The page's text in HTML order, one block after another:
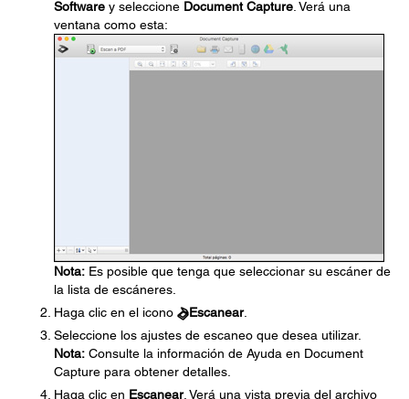
Software y seleccione Document Capture . Verá una
ventana como esta:
Nota: Es posible que tenga que seleccionar su escáner de
la lista de escáneres.
Haga clic en el icono
Escanear.
Seleccione los ajustes de escaneo que desea utilizar.
Nota: Consulte la información de Ayuda en Document
Capture para obtener detalles.
Haga clic en Escanear. Verá una vista previa del archivo